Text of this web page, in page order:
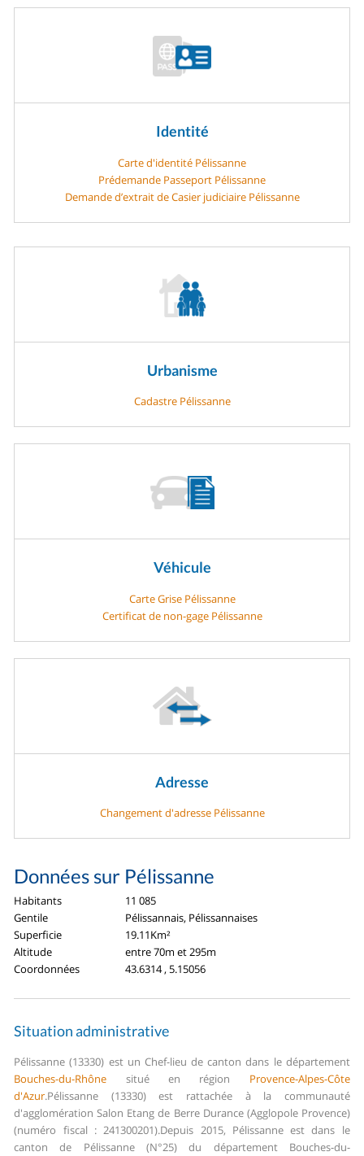
Identité
Carte d'identité Pélissanne
Prédemande Passeport Pélissanne
Demande d’extrait de Casier judiciaire Pélissanne
Urbanisme
Cadastre Pélissanne
Véhicule
Carte Grise Pélissanne
Certificat de non-gage Pélissanne
Adresse
Changement d'adresse Pélissanne
Données sur Pélissanne
Habitants
11 085
Gentile
Pélissannais, Pélissannaises
Superficie
19.11Km²
Altitude
entre 70m et 295m
Coordonnées
43.6314 , 5.15056
Situation administrative
Pélissanne (13330) est un Chef-lieu de canton dans le département
Bouches-du-Rhône situé en région Provence-Alpes-Côte
d'Azur.Pélissanne (13330) est rattachée à la communauté
d'agglomération Salon Etang de Berre Durance (Agglopole Provence)
(numéro fiscal : 241300201).Depuis 2015, Pélissanne est dans le
canton de Pélissanne (N°25) du département Bouches-du-